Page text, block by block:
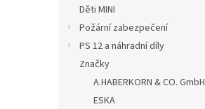
Děti MINI
Požární zabezpečení
PS 12 a náhradní díly
Značky
A.HABERKORN & CO. GmbH
ESKA